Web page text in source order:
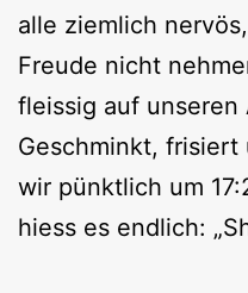
alle ziemlich
Freude nicht
fleissig auf unseren
Geschminkt, frisiert
wir pünktlich um
hiess es endlich: